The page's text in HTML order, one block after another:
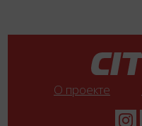
О проекте